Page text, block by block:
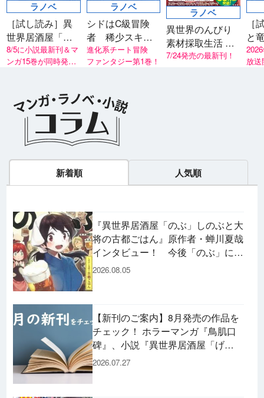
ラノベ
［試し読み］異
世界居酒屋「げ
ん」三杯目
8/5に小説最新刊＆マ
ンガ15巻が同時発
ラノベ
シドはC級冒険
者 稀少スキル
を持つ男は、目
立たず静かに暮
進化系チート冒険
ファンタジー第1巻！
ラノベ
異世界のんびり
素材採取生活 灼
熱の火山と亜竜
7/24発売の最新刊！
［
と竜 猫の英
魔
放送
新着順 人気順
『異世界居酒屋「のぶ」しのぶと大
将の古都ごはん』原作者・蝉川夏哉
インタビュー！ 今後「のぶ」に登
場するメニューは……!?
2026.08.05
【新刊のご案内】8月発売の作品を
チェック！ ホラーマンガ『鳥肌口
碑』、小説『異世界居酒屋「げ
ん」』、文庫『カエル男 完結編』
などずらり！
2026.07.27